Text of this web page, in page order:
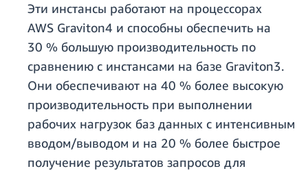
Эти инстансы работают на процессорах
AWS Graviton4 и способны обеспечить на
30 % большую производительность по
сравнению с инстансами на базе Graviton3.
Они обеспечивают на 40 % более высокую
производительность при выполнении
рабочих нагрузок баз данных с интенсивным
вводом/выводом и на 20 % более быстрое
получение результатов запросов для